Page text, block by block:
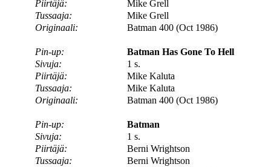
Piirtäjä:
Mike Grell
Tussaaja:
Mike Grell
Originaali:
Batman 400 (Oct 1986)
Pin-up:
Batman Has Gone To Hell
Sivuja:
1 s.
Piirtäjä:
Mike Kaluta
Tussaaja:
Mike Kaluta
Originaali:
Batman 400 (Oct 1986)
Pin-up:
Batman
Sivuja:
1 s.
Piirtäjä:
Berni Wrightson
Tussaaja:
Berni Wrightson